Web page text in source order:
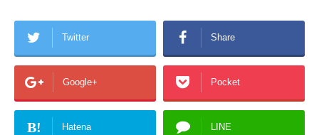
Twitter Share
Google+ Pocket
B! Hatena LINE